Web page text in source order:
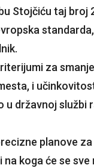
Stojčiću taj broj
za
i
državnoj službi
planove
koga će se